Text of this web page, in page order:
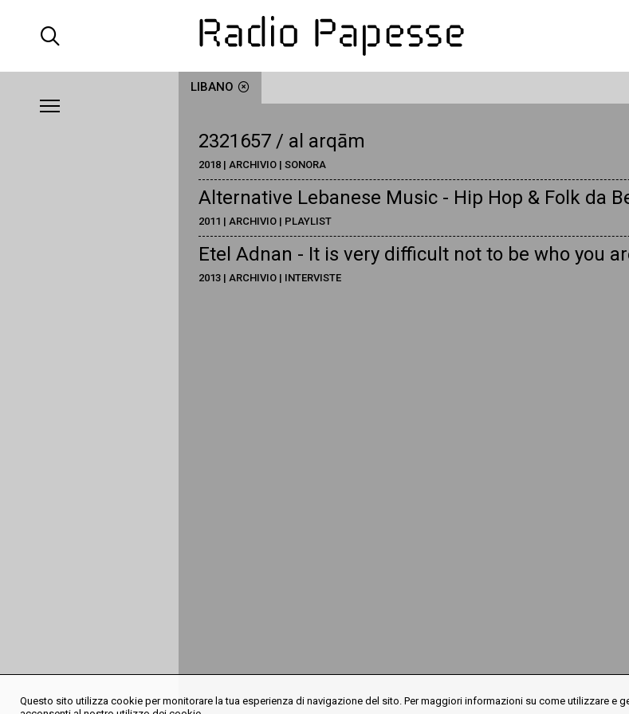
LIBANO
2321657 / al arqām
2018 | ARCHIVIO | SONORA
Alternative Lebanese Music - Hip Hop & Folk da
2011 | ARCHIVIO | PLAYLIST
Etel Adnan - It is very difficult not to be who you
2013 | ARCHIVIO | INTERVISTE
Questo sito utilizza cookie per monitorare la tua esperienza di navigazione del sito. Per maggiori informazioni su come utilizzare e